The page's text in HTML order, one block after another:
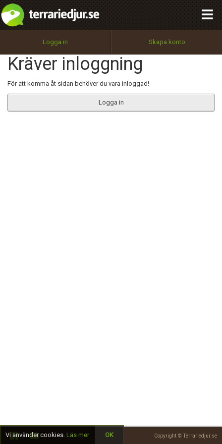
Logga in Skapa konto
Kräver inloggning
För att komma åt sidan behöver du vara inloggad!
Logga in
Copyright © Terrariedjur.se
Utför
100%
OK
integritetspolicy
Namn:
Epost:
Begär nytt lösenord
Tillbaka till förstasidan
Vi använder cookies. Läs mer OK